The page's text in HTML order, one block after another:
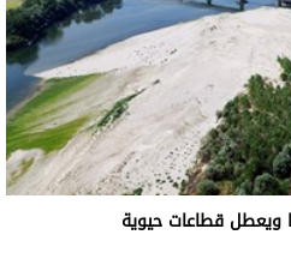
ويعطل قطاعات حيوية